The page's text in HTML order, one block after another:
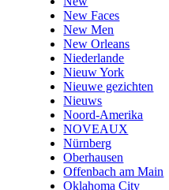
New Faces
New Men
New Orleans
Niederlande
Nieuw York
Nieuwe gezichten
Nieuws
Noord-Amerika
NOVEAUX
Nürnberg
Oberhausen
Offenbach am Main
Oklahoma City